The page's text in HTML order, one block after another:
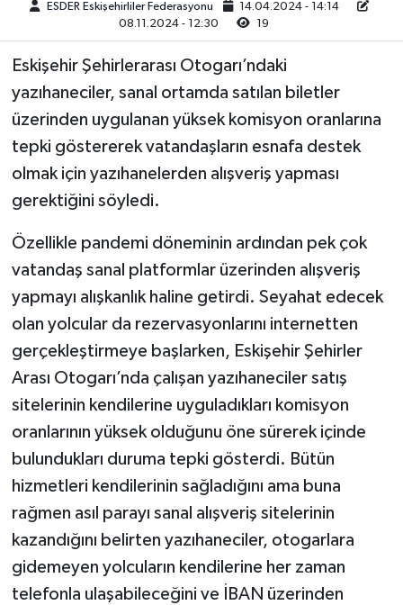
ESDER Eskişehirliler Federasyonu
14.04.2024 - 14:14
08.11.2024 - 12:30
19
Eskişehir Şehirlerarası Otogarı’ndaki
yazıhaneciler, sanal ortamda satılan biletler
üzerinden uygulanan yüksek komisyon oranlarına
tepki göstererek vatandaşların esnafa destek
olmak için yazıhanelerden alışveriş yapması
gerektiğini söyledi.
Özellikle pandemi döneminin ardından pek çok
vatandaş sanal platformlar üzerinden alışveriş
yapmayı alışkanlık haline getirdi. Seyahat edecek
olan yolcular da rezervasyonlarını internetten
gerçekleştirmeye başlarken, Eskişehir Şehirler
Arası Otogarı’nda çalışan yazıhaneciler satış
sitelerinin kendilerine uyguladıkları komisyon
oranlarının yüksek olduğunu öne sürerek içinde
bulundukları duruma tepki gösterdi. Bütün
hizmetleri kendilerinin sağladığını ama buna
rağmen asıl parayı sanal alışveriş sitelerinin
kazandığını belirten yazıhaneciler, otogarlara
gidemeyen yolcuların kendilerine her zaman
telefonla ulaşabileceğini ve İBAN üzerinden